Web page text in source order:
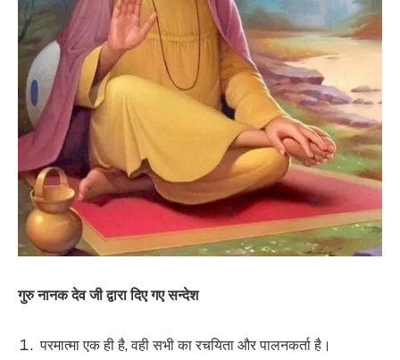
गुरु नानक देव जी द्वारा दिए गए सन्देश
परमात्मा एक ही है, वही सभी का रचयिता और पालनकर्ता है।